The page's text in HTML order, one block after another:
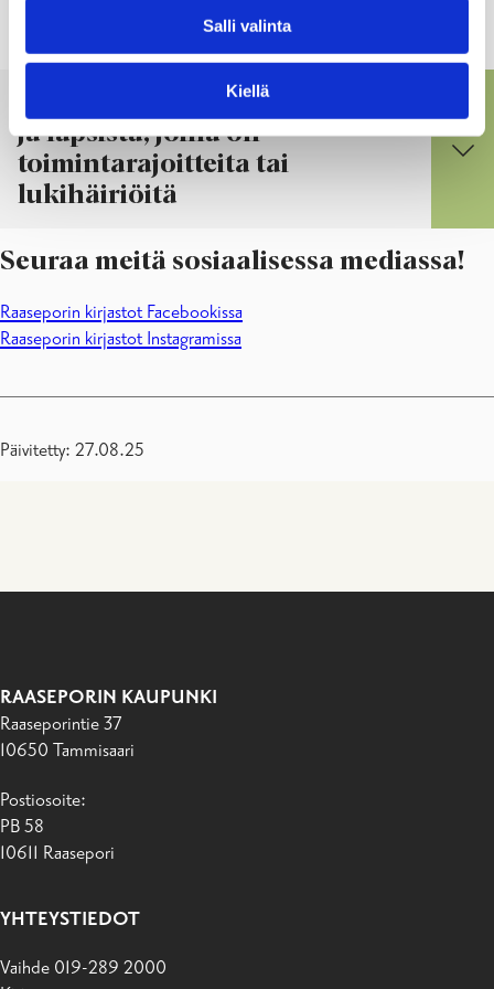
Salli valinta
Kiellä
Omppuhylly – kirjoja lapsille
ja lapsista, joilla on
toimintarajoitteita tai
lukihäiriöitä
Seuraa meitä sosiaalisessa mediassa!
Raaseporin kirjastot Facebookissa
Raaseporin kirjastot Instagramissa
Päivitetty: 27.08.25
RAASEPORIN KAUPUNKI
Raaseporintie 37
10650 Tammisaari
Postiosoite:
PB 58
10611 Raasepori
YHTEYSTIEDOT
Vaihde 019-289 2000